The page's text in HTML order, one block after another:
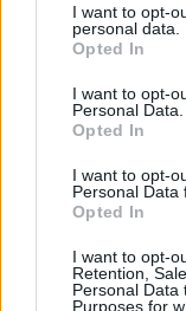
I want to opt-
personal data.
Opted In
I want to opt-
Personal Data.
Opted In
I want to opt-
Personal Data
Opted In
I want to opt-
Retention,
Personal Data
Purposes for
εργαστούν
Η «Αντιγόνη»
16:20
Κιλκίς:
Ευζώνων, στο
16:06